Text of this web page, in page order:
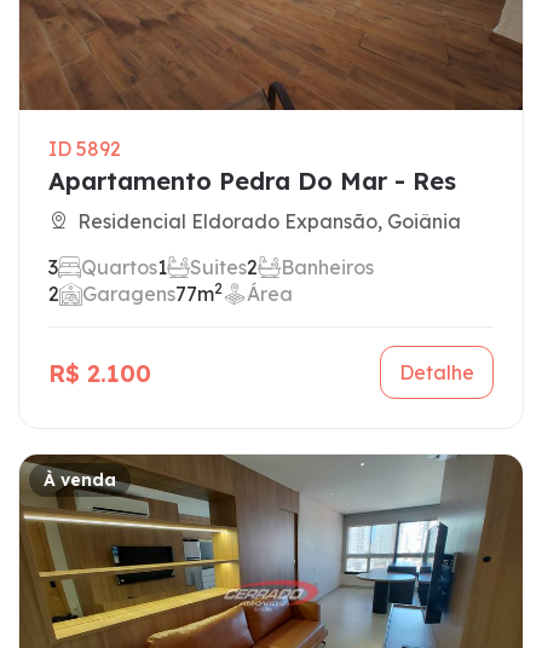
ID 5892
Apartamento Pedra Do Mar - Res
Residencial Eldorado Expansão, Goiânia
3
Quartos1 Suites2
Banheiros
2
Garagens77m2 Área
R$ 2.100 Detalhe
À venda